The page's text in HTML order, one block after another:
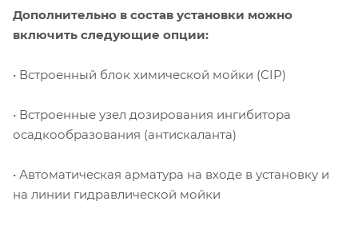
Дополнительно в состав установки можно
включить следующие опции:
• Встроенный блок химической мойки (CIP)
• Встроенные узел дозирования ингибитора
осадкообразования (антискаланта)
• Автоматическая арматура на входе в установку и
на линии гидравлической мойки